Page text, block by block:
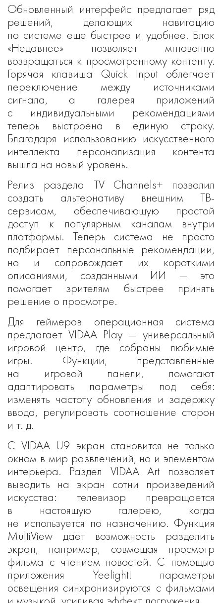
Обновленный интерфейс предлагает ряд
решений, делающих навигацию
по системе еще быстрее и удобнее. Блок
«Недавнее» позволяет мгновенно
возвращаться к просмотренному контенту.
Горячая клавиша Quick Input облегчает
переключение между источниками
сигнала, а галерея приложений
с индивидуальными рекомендациями
теперь выстроена в единую строку.
Благодаря использованию искусственного
интеллекта персонализация контента
вышла на новый уровень.
Релиз раздела TV Channels+ позволил
создать альтернативу внешним ТВ-
сервисам, обеспечивающую простой
доступ к популярным каналам внутри
платформы. Теперь система не просто
подбирает персональные рекомендации,
но и сопровождает их короткими
описаниями, созданными ИИ — это
помогает зрителям быстрее принять
решение о просмотре.
Для геймеров операционная система
предлагает VIDAA Play — универсальный
игровой центр, где собраны любимые
игры. Функции, представленные
на игровой панели, помогают
адаптировать параметры под себя:
изменять частоту обновления и задержку
ввода, регулировать соотношение сторон
и т. д.
С VIDAA U9 экран становится не только
окном в мир развлечений, но и элементом
интерьера. Раздел VIDAA Art позволяет
выводить на экран сотни произведений
искусства: телевизор превращается
в настоящую галерею, когда
не используется по назначению. Функция
MultiView дает возможность разделить
экран, например, совмещая просмотр
фильма с чтением новостей. С помощью
приложения Yeelight! параметры
освещения синхронизируются с фильмами